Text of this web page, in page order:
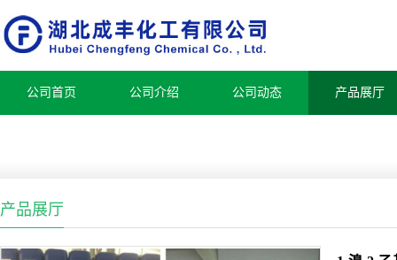
公司首页 公司介绍 公司动态 产品展厅
产品展厅